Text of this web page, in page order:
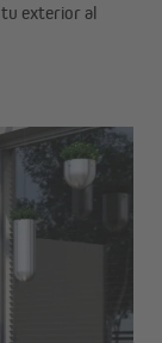
tu exterior al